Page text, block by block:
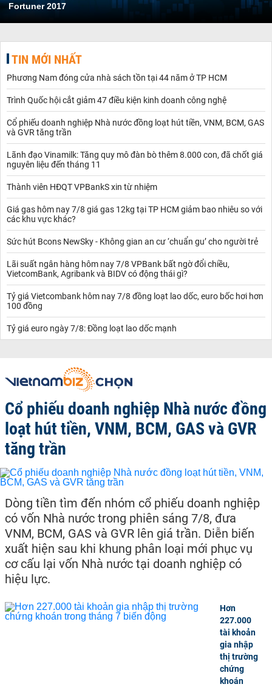
Fortuner 2017
TIN MỚI NHẤT
Phương Nam đóng cửa nhà sách tồn tại 44 năm ở TP HCM
Trình Quốc hội cắt giảm 47 điều kiện kinh doanh công nghệ
Cổ phiếu doanh nghiệp Nhà nước đồng loạt hút tiền, VNM, BCM, GAS
và GVR tăng trần
Lãnh đạo Vinamilk: Tăng quy mô đàn bò thêm 8.000 con, đã chốt giá
nguyên liệu đến tháng 11
Thành viên HĐQT VPBankS xin từ nhiệm
Giá gas hôm nay 7/8 giá gas 12kg tại TP HCM giảm bao nhiêu so với
các khu vực khác?
Sức hút Bcons NewSky - Không gian an cư ‘chuẩn gu’ cho người trẻ
Lãi suất ngân hàng hôm nay 7/8 VPBank bất ngờ đổi chiều,
VietcomBank, Agribank và BIDV có động thái gì?
Tỷ giá Vietcombank hôm nay 7/8 đồng loạt lao dốc, euro bốc hơi hơn
100 đồng
Tỷ giá euro ngày 7/8: Đồng loạt lao dốc mạnh
Cổ phiếu doanh nghiệp Nhà nước đồng
loạt hút tiền, VNM, BCM, GAS và GVR
tăng trần
Dòng tiền tìm đến nhóm cổ phiếu doanh nghiệp
có vốn Nhà nước trong phiên sáng 7/8, đưa
VNM, BCM, GAS và GVR lên giá trần. Diễn biến
xuất hiện sau khi khung phân loại mới phục vụ
cơ cấu lại vốn Nhà nước tại doanh nghiệp có
hiệu lực.
Hơn
227.000
tài khoản
gia nhập
thị trường
chứng
khoán